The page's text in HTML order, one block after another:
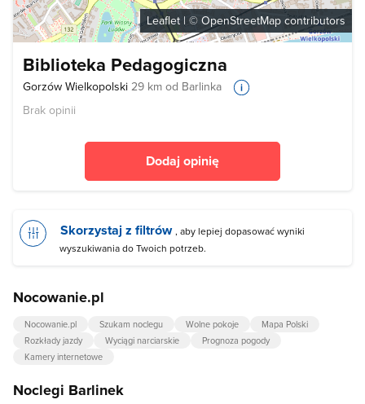
Leaflet | © OpenStreetMap contributors
Biblioteka Pedagogiczna
Gorzów Wielkopolski 29 km od Barlinka
Brak opinii
Dodaj opinię
Skorzystaj z filtrów , aby lepiej dopasować wyniki
wyszukiwania do Twoich potrzeb.
Nocowanie.pl
Nocowanie.pl Szukam noclegu Wolne pokoje
Mapa Polski
Rozkłady jazdy
Wyciągi narciarskie
Prognoza pogody
Kamery internetowe
Noclegi Barlinek